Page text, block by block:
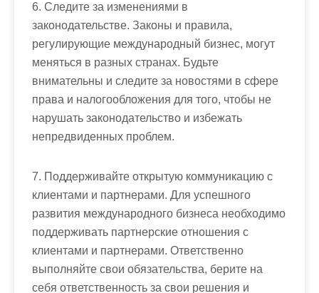
6. Следите за изменениями в
законодательстве. Законы и правила,
регулирующие международный бизнес, могут
меняться в разных странах. Будьте
внимательны и следите за новостями в сфере
права и налогообложения для того, чтобы не
нарушать законодательство и избежать
непредвиденных проблем.
7. Поддерживайте открытую коммуникацию с
клиентами и партнерами. Для успешного
развития международного бизнеса необходимо
поддерживать партнерские отношения с
клиентами и партнерами. Ответственно
выполняйте свои обязательства, берите на
себя ответственность за свои решения и